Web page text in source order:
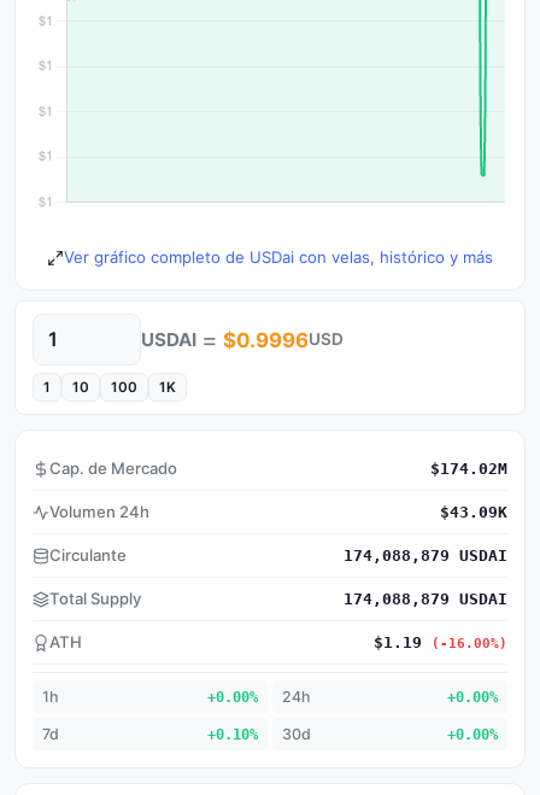
Ver gráfico completo de USDai con velas, histórico y más
Cantidad USDAI = $0.9996USD
1 10 100 1K
Cap. de Mercado $174.02M
Volumen 24h $43.09K
Circulante 174,088,879 USDAI
Total Supply 174,088,879 USDAI
ATH $1.19 (-16.00%)
1h +0.00% 24h +0.00%
7d +0.10% 30d +0.00%